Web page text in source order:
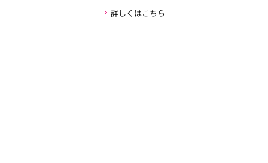
詳しくはこちら